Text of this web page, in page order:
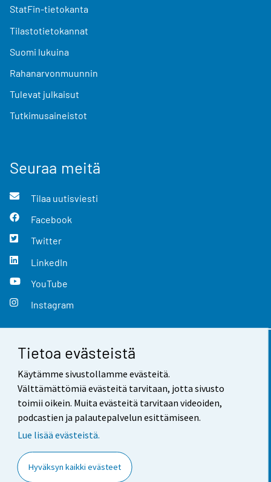
Tietoa evästeistä
Käytämme sivustollamme evästeitä.
Välttämättömiä evästeitä tarvitaan, jotta sivusto
toimii oikein. Muita evästeitä tarvitaan videoiden,
podcastien ja palautepalvelun esittämiseen.
Lue lisää evästeistä.
Hyväksyn kaikki evästeet
StatFin-tietokanta
Tilastotietokannat
Suomi lukuina
Rahanarvonmuunnin
Tulevat julkaisut
Tutkimusaineistot
Seuraa meitä
Tilaa uutisviesti
Facebook
Twitter
LinkedIn
YouTube
Instagram
Yhteystiedot
Palaute
Käyttöehdot
Saavutettavuus
Tietoa sivustosta